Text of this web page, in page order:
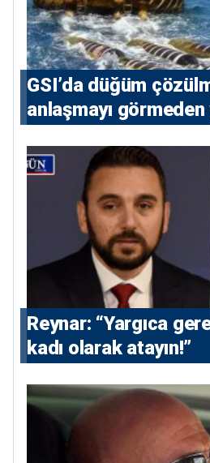
GSI’da düğüm
anlaşmayı görmeden
Reynar: “Yargıca
kadı olarak atayın!”